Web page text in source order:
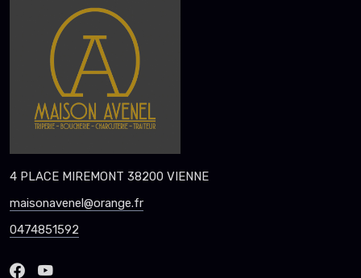
4 PLACE MIREMONT 38200 VIENNE
maisonavenel@orange.fr
0474851592